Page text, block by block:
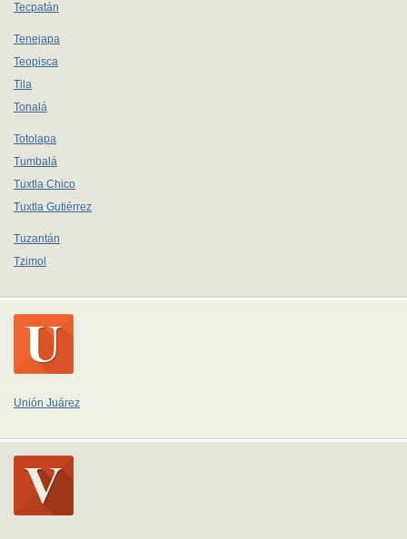
Tecpatán
Tenejapa
Teopisca
Tila
Tonalá
Totolapa
Tumbalá
Tuxtla Chico
Tuxtla Gutiérrez
Tuzantán
Tzimol
Unión Juárez